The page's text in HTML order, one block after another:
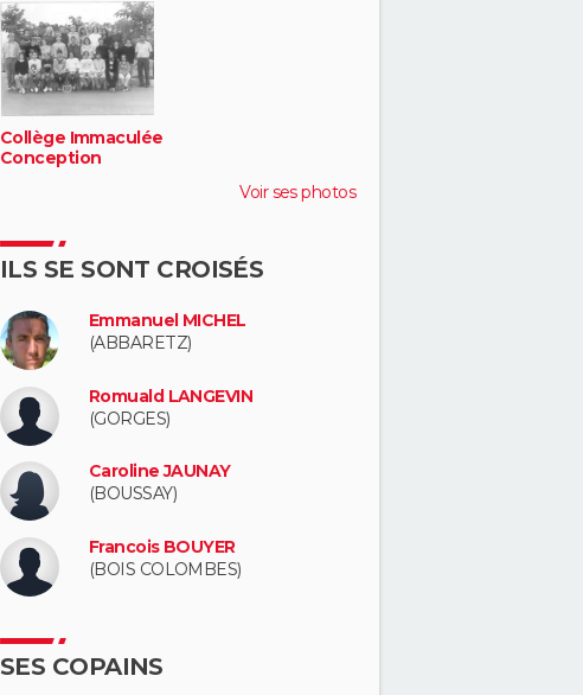
Collège Immaculée
Conception
Voir ses photos
ILS SE SONT CROISÉS
Emmanuel MICHEL
(ABBARETZ)
Romuald LANGEVIN
(GORGES)
Caroline JAUNAY
(BOUSSAY)
Francois BOUYER
(BOIS COLOMBES)
SES COPAINS